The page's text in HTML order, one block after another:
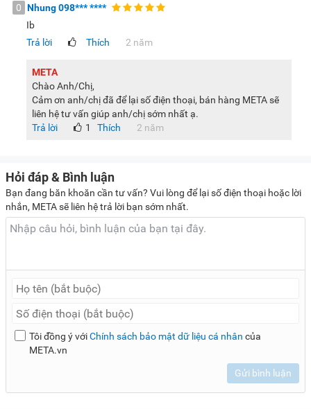
0 Nhung098*******
Ib
Trả lời
Thích 2 năm
META
Chào Anh/Chị,
Cảm ơn anh/chị đã để lại số điện thoại, bán hàng META sẽ
liên hệ tư vấn giúp anh/chị sớm nhất ạ.
Trả lời
Thích
1 2 năm
Hỏi đáp & Bình luận
Bạn đang băn khoăn cần tư vấn? Vui lòng để lại số điện thoại hoặc lời
nhắn, META sẽ liên hệ trả lời bạn sớm nhất.
Tôi đồng ý vớiChính sách bảo mật dữ liệu cá nhân của
META.vn
Gửi bình luận